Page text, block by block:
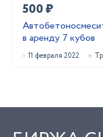
500 ₽
в аренду 7 кубов
11 февраля 2022